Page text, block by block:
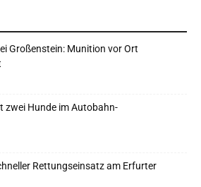
Großenstein: Munition vor Ort
zwei Hunde im Autobahn-
Rettungseinsatz am Erfurter